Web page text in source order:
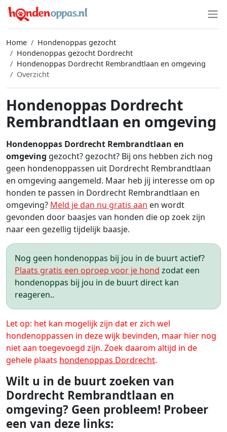
Home
Hondenoppas gezocht
Hondenoppas gezocht Dordrecht
Hondenoppas Dordrecht Rembrandtlaan en omgeving
Overzicht
Hondenoppas Dordrecht
Rembrandtlaan en omgeving
Hondenoppas Dordrecht Rembrandtlaan en
omgeving gezocht? gezocht? Bij ons hebben zich nog
geen hondenoppassen uit Dordrecht Rembrandtlaan
en omgeving aangemeld. Maar heb jij interesse om op
honden te passen in Dordrecht Rembrandtlaan en
omgeving? Meld je dan nu gratis aan en wordt
gevonden door baasjes van honden die op zoek zijn
naar een gezellig tijdelijk baasje.
Nog geen hondenoppas bij jou in de buurt actief?
Plaats gratis een oproep voor je hond zodat een
hondenoppas bij jou in de buurt direct kan
reageren..
Let op: het kan mogelijk zijn dat er zich wel
hondenoppassen in deze wijk bevinden, maar hier nog
niet aan toegevoegd zijn. Zoek daarom altijd in de
gehele plaats hondenoppas Dordrecht.
Wilt u in de buurt zoeken van
Dordrecht Rembrandtlaan en
omgeving? Geen probleem! Probeer
een van deze links: